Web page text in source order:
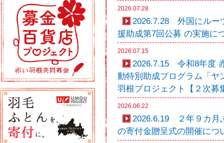
2026.07.28
2026.7.28 外国にルー
援助成第7回公募 の実施に
2026.07.15
2026.7.15 令和8年度
動特別助成プログラム「ヤ
羽根プロジェクト【２次募
2026.06.22
2026.6.19 ２年９カ月
の寄付金贈呈式の開催につ